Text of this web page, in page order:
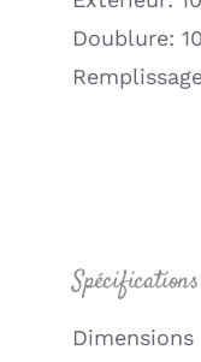
Doublure: